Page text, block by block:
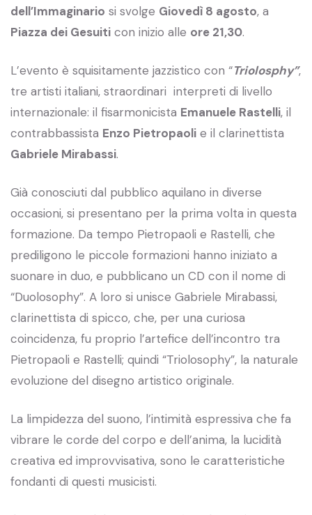
dell’Immaginario si svolge Giovedì 8 agosto, a
Piazza dei Gesuiti con inizio alle ore 21,30.
L’evento è squisitamente jazzistico con “Triolosphy”,
tre artisti italiani, straordinari interpreti di livello
internazionale: il fisarmonicista Emanuele Rastelli, il
contrabbassista Enzo Pietropaoli e il clarinettista
Gabriele Mirabassi.
Già conosciuti dal pubblico aquilano in diverse
occasioni, si presentano per la prima volta in questa
formazione. Da tempo Pietropaoli e Rastelli, che
prediligono le piccole formazioni hanno iniziato a
suonare in duo, e pubblicano un CD con il nome di
“Duolosophy”. A loro si unisce Gabriele Mirabassi,
clarinettista di spicco, che, per una curiosa
coincidenza, fu proprio l’artefice dell’incontro tra
Pietropaoli e Rastelli; quindi “Triolosophy”, la naturale
evoluzione del disegno artistico originale.
La limpidezza del suono, l’intimità espressiva che fa
vibrare le corde del corpo e dell’anima, la lucidità
creativa ed improvvisativa, sono le caratteristiche
fondanti di questi musicisti.